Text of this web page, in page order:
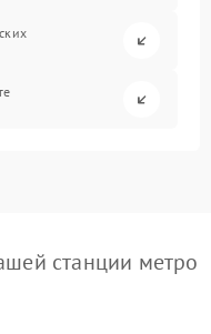
станции метро